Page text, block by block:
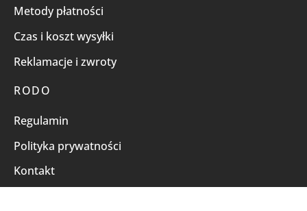
Metody płatności
Czas i koszt wysyłki
Reklamacje i zwroty
RODO
Regulamin
Polityka prywatności
Kontakt